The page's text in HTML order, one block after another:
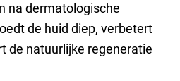
na dermatologische
de huid diep, verbetert
de natuurlijke regeneratie